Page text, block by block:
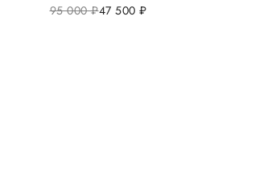
95 000руб.47 500 руб.